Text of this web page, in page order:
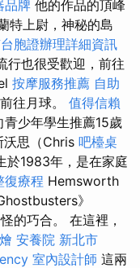
品牌 他的作品的頂峰
特上尉，神秘的島
胞證辦理詳細資訊
行也很受歡迎，前往
按摩服務推薦 自助
往月球。 值得信賴
青少年學生推薦15歲
沃思（Chris 吧檯桌
1983年，是在家庭
復療程 Hemsworth
》
的巧合。 在這裡，
安養院 新北市
室內設計師 這兩